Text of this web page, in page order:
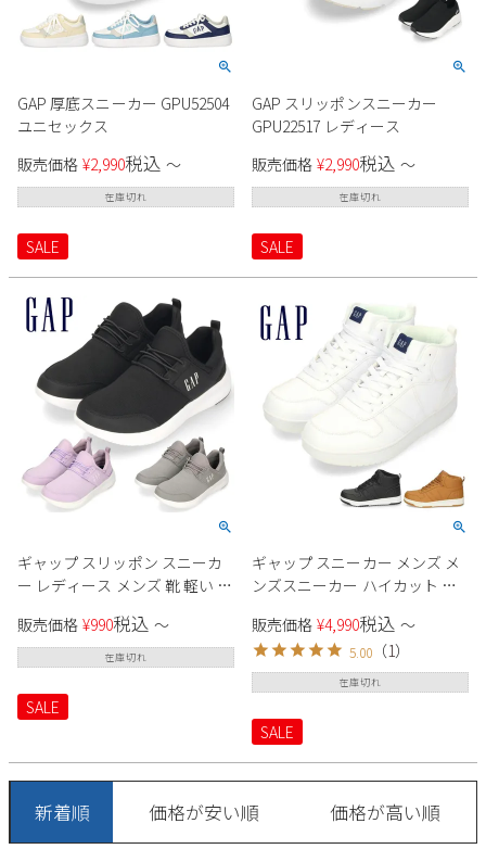
GAP 厚底スニーカー GPU52504
ユニセックス
販売価格 ¥2,990税込 〜
在庫切れ
SALE
GAP スリッポンスニーカー
GPU22517 レディース
販売価格 ¥2,990税込 〜
在庫切れ
SALE
ギャップ スリッポン スニーカ
ー レディース メンズ 靴 軽い 履
ープル GPU22344 ニット スリッ
ポン トレーナー GAP
販売価格 ¥990税込 〜
在庫切れ
SALE
ギャップ スニーカー メンズ メ
ンズスニーカー ハイカット 防
GPU22206 ホワイト 白 ブラック
黒 ウィート
販売価格 ¥4,990税込 〜
5.00 （1）
在庫切れ
SALE
新着順 価格が安い順 価格が高い順